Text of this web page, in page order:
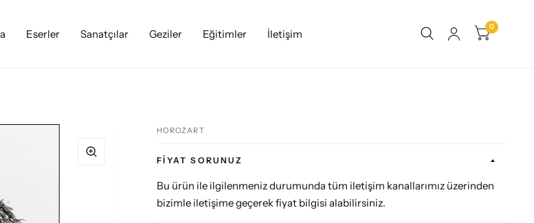
Eserler Sanatçılar Geziler Eğitimler İletişim
0
HOROZART
FIYAT SORUNUZ
Bu ürün ile ilgilenmeniz durumunda tüm iletişim kanallarımız üzerinden
bizimle iletişime geçerek fiyat bilgisi alabilirsiniz.